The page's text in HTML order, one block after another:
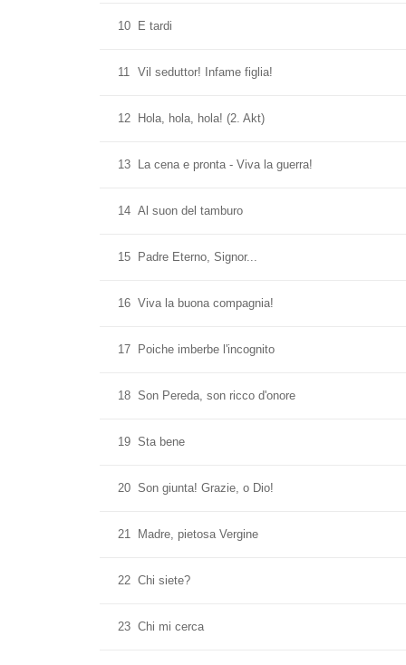
10 E tardi
11 Vil seduttor! Infame figlia!
12 Hola, hola, hola! (2. Akt)
13 La cena e pronta - Viva la guerra!
14 Al suon del tamburo
15 Padre Eterno, Signor...
16 Viva la buona compagnia!
17 Poiche imberbe l'incognito
18 Son Pereda, son ricco d'onore
19 Sta bene
20 Son giunta! Grazie, o Dio!
21 Madre, pietosa Vergine
22 Chi siete?
23 Chi mi cerca